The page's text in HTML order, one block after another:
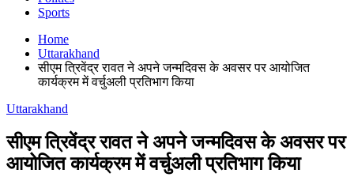
Sports
Home
Uttarakhand
सीएम त्रिवेंद्र रावत ने अपने जन्मदिवस के अवसर पर आयोजित
कार्यक्रम में वर्चुअली प्रतिभाग किया
Uttarakhand
सीएम त्रिवेंद्र रावत ने अपने जन्मदिवस के अवसर पर
आयोजित कार्यक्रम में वर्चुअली प्रतिभाग किया